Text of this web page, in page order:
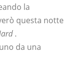
la
questa notte
.
da una